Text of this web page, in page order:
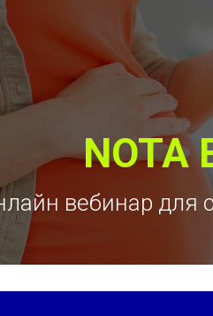
NOTA
вебинар для